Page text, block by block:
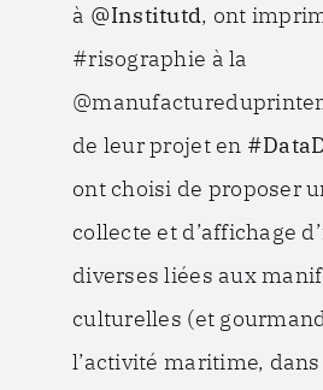
à @Institutd, ont
#risographie à la
de leur projet en
ont choisi de proposer
collecte et d’affichage
diverses liées aux
culturelles (et
l’activité maritime,